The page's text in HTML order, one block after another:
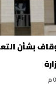
بشأن